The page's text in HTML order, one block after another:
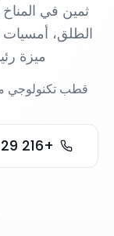
ثمين في
الطلق، أمسيات
ميزة
قطب تكنولوجي
+216 29 971 100